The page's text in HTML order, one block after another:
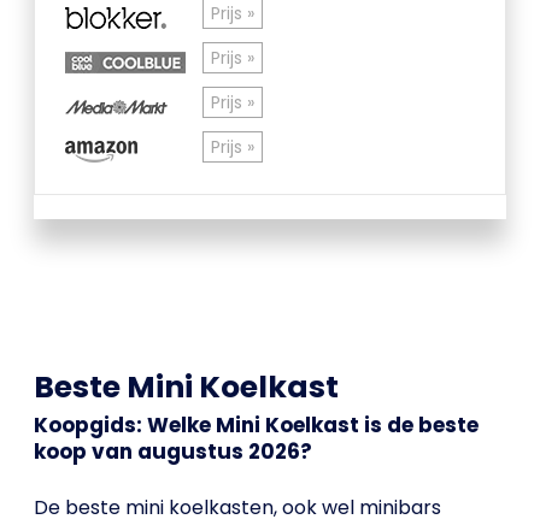
Prijs »
Prijs »
Prijs »
Prijs »
Beste Mini Koelkast
Koopgids: Welke Mini Koelkast is de beste
koop van augustus 2026?
De beste mini koelkasten, ook wel minibars